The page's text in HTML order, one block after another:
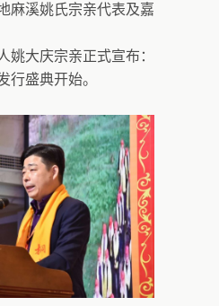
麻溪姚氏宗亲代表及嘉
姚大庆宗亲正式宣布：
行盛典开始。